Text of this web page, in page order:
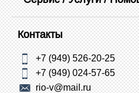
Контакты
+7 (949) 526-20-25
+7 (949) 024-57-65
rio-v@mail.ru